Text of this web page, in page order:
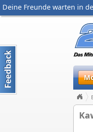
Deine Freunde warten in